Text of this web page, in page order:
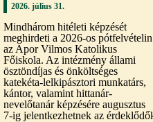
2026. július 31.
Mindhárom hitéleti képzését
meghirdeti a 2026-os pótfelvételin
az Apor Vilmos Katolikus
Főiskola. Az intézmény állami
ösztöndíjas és önköltséges
katekéta-lelkipásztori munkatárs,
kántor, valamint hittanár-
nevelőtanár képzésére augusztus
7-ig jelentkezhetnek az